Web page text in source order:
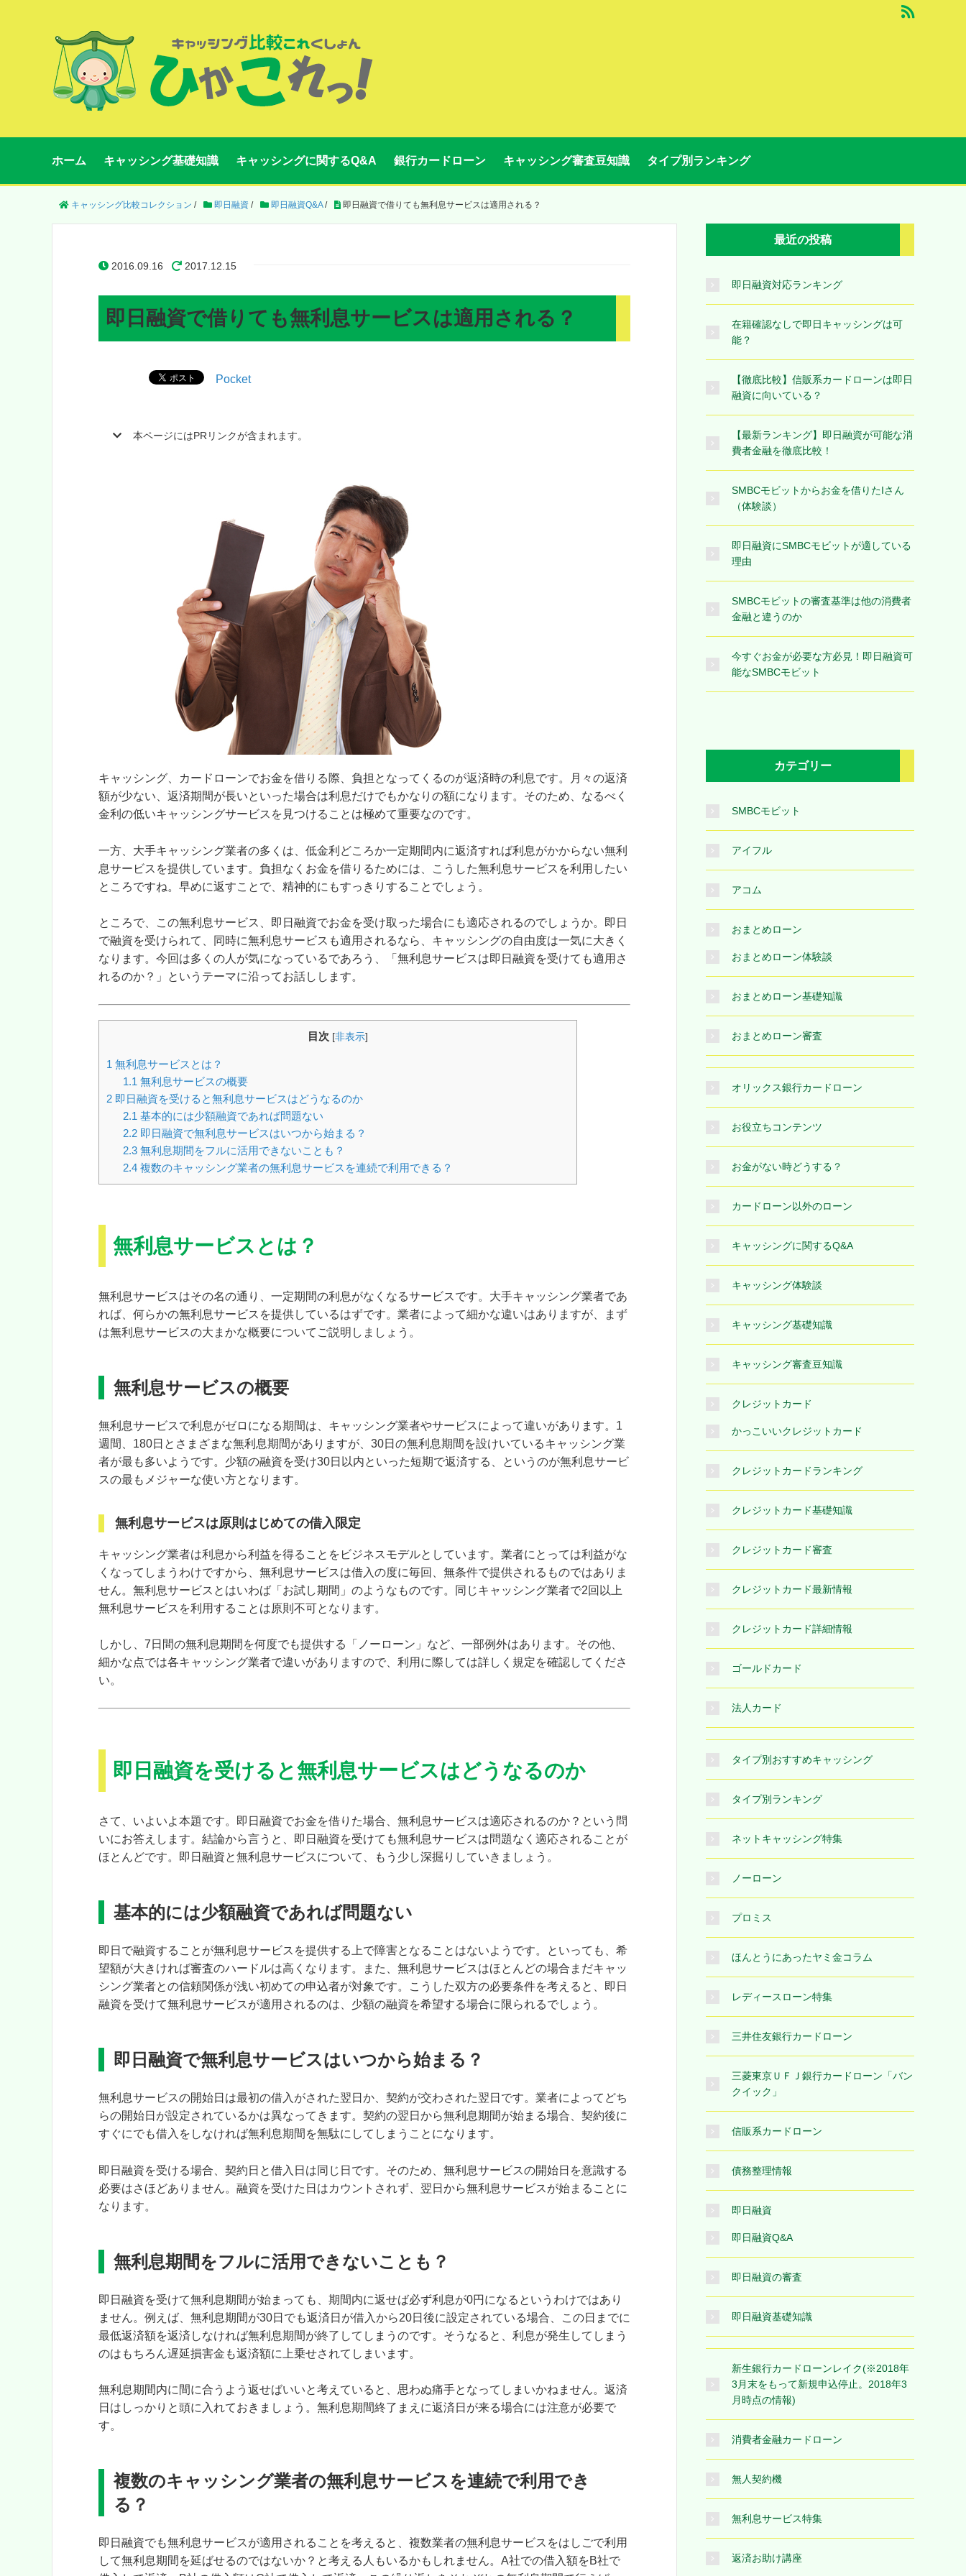
ホーム キャッシング基礎知識 キャッシングに関するQ&A 銀行カードローン キャッシング審査豆知識 タイプ別ランキング
キャッシング比較コレクション / 即日融資 / 即日融資Q&A/ 即日融資で借りても無利息サービスは適用される？
2016.09.16 2017.12.15
即日融資で借りても無利息サービスは適用される？
Pocket
本ページにはPRリンクが含まれます。
キャッシング、カードローンでお金を借りる際、負担となってくるのが返済時の利息です。月々の返済
額が少ない、返済期間が長いといった場合は利息だけでもかなりの額になります。そのため、なるべく
金利の低いキャッシングサービスを見つけることは極めて重要なのです。
一方、大手キャッシング業者の多くは、低金利どころか一定期間内に返済すれば利息がかからない無利
息サービスを提供しています。負担なくお金を借りるためには、こうした無利息サービスを利用したい
ところですね。早めに返すことで、精神的にもすっきりすることでしょう。
ところで、この無利息サービス、即日融資でお金を受け取った場合にも適応されるのでしょうか。即日
で融資を受けられて、同時に無利息サービスも適用されるなら、キャッシングの自由度は一気に大きく
なります。今回は多くの人が気になっているであろう、「無利息サービスは即日融資を受けても適用さ
れるのか？」というテーマに沿ってお話しします。
目次 [非表示]
1 無利息サービスとは？
1.1 無利息サービスの概要
2 即日融資を受けると無利息サービスはどうなるのか
2.1 基本的には少額融資であれば問題ない
2.2即日融資で無利息サービスはいつから始まる？
2.3無利息期間をフルに活用できないことも？
2.4複数のキャッシング業者の無利息サービスを連続で利用できる？
無利息サービスとは？
無利息サービスはその名の通り、一定期間の利息がなくなるサービスです。大手キャッシング業者であ
れば、何らかの無利息サービスを提供しているはずです。業者によって細かな違いはありますが、まず
は無利息サービスの大まかな概要についてご説明しましょう。
無利息サービスの概要
無利息サービスで利息がゼロになる期間は、キャッシング業者やサービスによって違いがあります。1
週間、180日とさまざまな無利息期間がありますが、30日の無利息期間を設けいているキャッシング業
者が最も多いようです。少額の融資を受け30日以内といった短期で返済する、というのが無利息サービ
スの最もメジャーな使い方となります。
無利息サービスは原則はじめての借入限定
キャッシング業者は利息から利益を得ることをビジネスモデルとしています。業者にとっては利益がな
くなってしまうわけですから、無利息サービスは借入の度に毎回、無条件で提供されるものではありま
せん。 無利息サービスとはいわば「お試し期間 」のようなものです。同じキャッシング業者で2回以上
無利息サービスを利用することは原則不可となります。
しかし、7日間の無利息期間を何度でも提供する「ノーローン」など、一部例外はあります。その他、
細かな点では各キャッシング業者で違いがありますので、利用に際しては詳しく規定を確認してくださ
い。
即日融資を受けると無利息サービスはどうなるのか
さて、いよいよ本題です。即日融資でお金を借りた場合、無利息サービスは適応されるのか？という問
いにお答えします。結論から言うと、即日融資を受けても無利息サービスは問題なく適応されることが
ほとんどです。
即日融資と無利息サービスについて、もう少し深掘りしていきましょう。
基本的には少額融資であれば問題ない
即日で融資することが無利息サービスを提供する上で障害となることはないようです。といっても、希
望額が大きければ審査のハードルは高くなります。また、無利息サービスはほとんどの場合まだキャッ
シング業者との信頼関係が浅い初めての申込者が対象です。こうした双方の必要条件を考えると、即日
融資を受けて無利息サービスが適用されるのは、少額の融資を希望する場合に限られるでしょう。
即日融資で無利息サービスはいつから始まる？
無利息サービスの開始日は最初の借入がされた翌日か、契約が交わされた翌日です。業者によってどち
らの開始日が設定されているかは異なってきます。契約の翌日から無利息期間が始まる場合、契約後に
すぐにでも借入をしなければ無利息期間を無駄にしてしまう ことになります。
即日融資を受ける場合、契約日と借入日は同じ日です。そのため、無利息サービスの開始日を意識する
必要はさほどありません。融資を受けた日はカウントされず、翌日から無利息サービスが始まることに
なります。
無利息期間をフルに活用できないことも？
即日融資を受けて無利息期間が始まっても、期間内に返せば必ず利息が0円になるというわけではあり
ません。例えば、無利息期間が30日でも返済日が借入から20日後に設定されている場合、この日までに
最低返済額を返済しなければ無利息期間が終了してしまう のです。そうなると、利息が発生してしまう
のはもちろん遅延損害金も返済額に上乗せされてしまいます。
無利息期間内に間に合うよう返せばいいと考えていると、思わぬ痛手となってしまいかねません。返済
日はしっかりと頭に入れておきましょう。無利息期間終了まえに返済日が来る場合には注意が必要で
す。
複数のキャッシング業者の無利息サービスを連続で利用でき
る？
即日融資でも無利息サービスが適用されることを考えると、複数業者の無利息サービスをはしごで利用
して無利息期間を延ばせるのではないか？と考える人もいるかもしれません。A社での借入額をB社で
最近の投稿
即日融資対応ランキング
在籍確認なしで即日キャッシングは可
能？
【徹底比較】信販系カードローンは即日
融資に向いている？
【最新ランキング】即日融資が可能な消
費者金融を徹底比較！
SMBCモビットからお金を借りたIさん
（体験談）
即日融資にSMBCモビットが適している
理由
SMBCモビットの審査基準は他の消費者
金融と違うのか
今すぐお金が必要な方必見！即日融資可
能なSMBCモビット
カテゴリー
SMBCモビット
アイフル
アコム
おまとめローン
おまとめローン体験談
おまとめローン基礎知識
おまとめローン審査
オリックス銀行カードローン
お役立ちコンテンツ
お金がない時どうする？
カードローン以外のローン
キャッシングに関するQ&A
キャッシング体験談
キャッシング基礎知識
キャッシング審査豆知識
クレジットカード
かっこいいクレジットカード
クレジットカードランキング
クレジットカード基礎知識
クレジットカード審査
クレジットカード最新情報
クレジットカード詳細情報
ゴールドカード
法人カード
タイプ別おすすめキャッシング
タイプ別ランキング
ネットキャッシング特集
ノーローン
プロミス
ほんとうにあったヤミ金コラム
レディースローン特集
三井住友銀行カードローン
三菱東京ＵＦＪ銀行カードローン「バン
クイック」
信販系カードローン
債務整理情報
即日融資
即日融資Q&A
即日融資の審査
即日融資基礎知識
新生銀行カードローンレイク(※2018年
3月末をもって新規申込停止。2018年3
月時点の情報)
消費者金融カードローン
無人契約機
無利息サービス特集
返済お助け講座